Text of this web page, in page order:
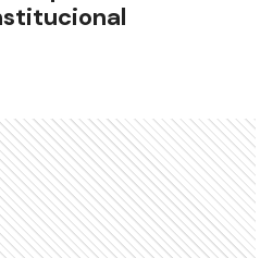
General de
de la
39 años de